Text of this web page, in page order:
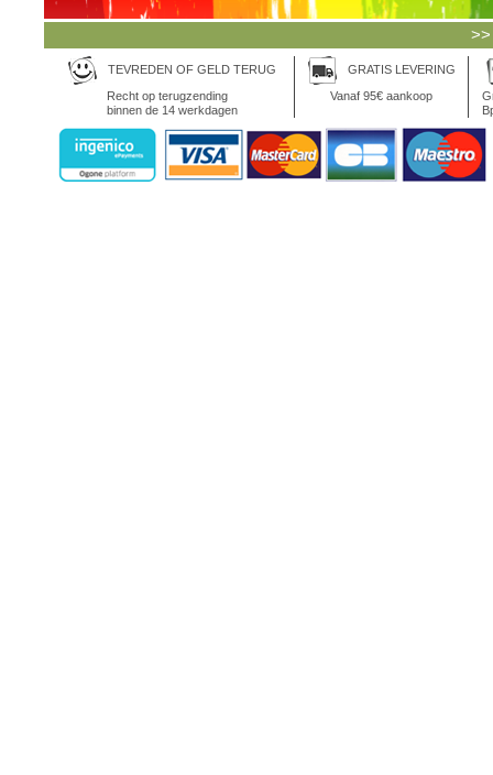
TEVREDEN OF GELD TERUG
Recht op terugzending
binnen de 14 werkdagen
GRATIS LEVERING
Vanaf 95€ aankoop